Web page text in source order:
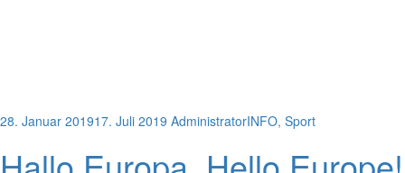
28. Januar 201917. Juli 2019 AdministratorINFO, Sport